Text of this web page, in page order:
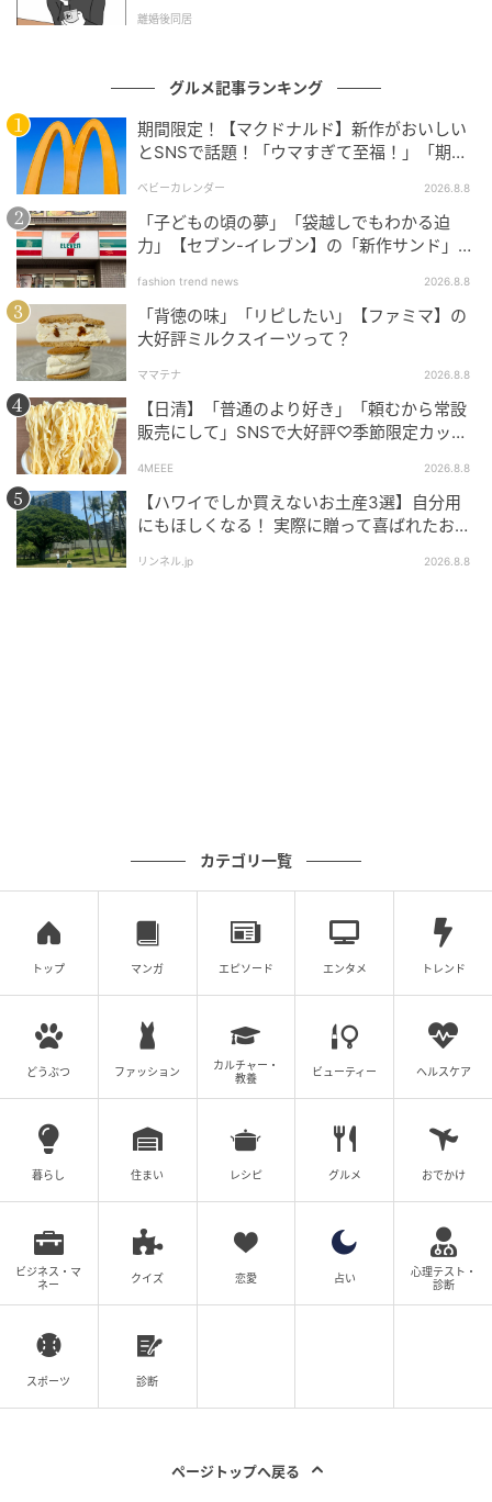
（土）、6月6日（土）の3日間が設定されています。
この日はイワシカちゃんのグリーティングやステージ
い特別な催しが盛りだくさんです。
スペシャルイベントデー（3日間限定）
離婚後同居
グルメ記事ランキング
期間限定！【マクドナルド】新作がおいしい
とSNSで話題！「ウマすぎて至福！」「期待
ベビーカレンダー 2026.8.8
「子どもの頃の夢」「袋越しでもわかる迫
力」【セブン-イレブン】の「新作サンド」に
fashion trend news 2026.8.8
「背徳の味」「リピしたい」【ファミマ】の
大好評ミルクスイーツって？
ママテナ 2026.8.8
【日清】「普通のより好き」「頼むから常設
販売にして」SNSで大好評♡季節限定カップ
4MEEE 2026.8.8
【ハワイでしか買えないお土産3選】自分用
にもほしくなる！ 実際に贈って喜ばれたおす
リンネル.jp 2026.8.8
カテゴリ一覧
トップ マンガ エピソード エンタメ トレンド
どうぶつ ファッション
カルチャー・
教養
ビューティー ヘルスケア
暮らし 住まい レシピ グルメ おでかけ
ビジネス・マ
ネー
クイズ 恋愛 占い
心理テスト・
診断
スポーツ 診断
ページトップへ戻る